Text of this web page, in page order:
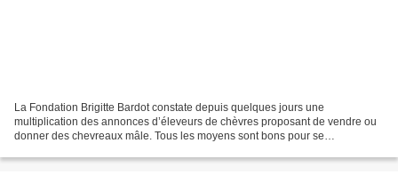
La Fondation Brigitte Bardot constate depuis quelques jours une
multiplication des annonces d’éleveurs de chèvres proposant de vendre ou
donner des chevreaux mâle. Tous les moyens sont bons pour se